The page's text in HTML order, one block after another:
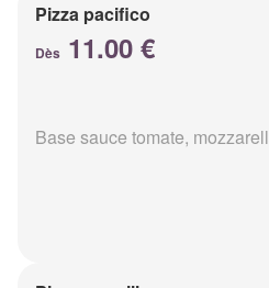
Pizza pacifico
Dès 11.00 €
Base sauce tomate,